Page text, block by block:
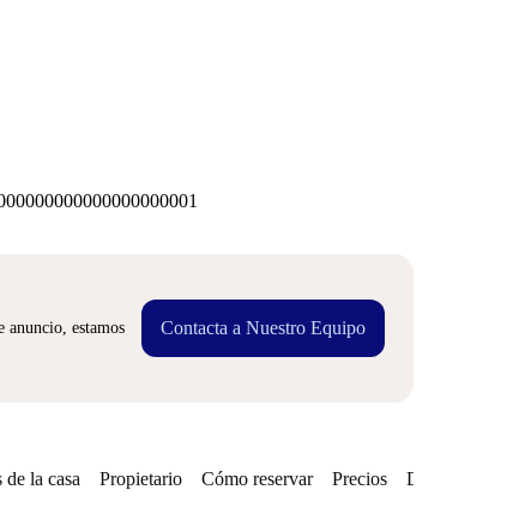
anuncio, estamos
Contacta a Nuestro Equipo
la casa Propietario Cómo reservar Precios Disponibilidades